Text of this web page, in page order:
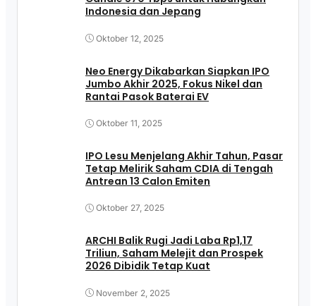
Indonesia dan Jepang
Oktober 12, 2025
Neo Energy Dikabarkan Siapkan IPO
Jumbo Akhir 2025, Fokus Nikel dan
Rantai Pasok Baterai EV
Oktober 11, 2025
IPO Lesu Menjelang Akhir Tahun, Pasar
Tetap Melirik Saham CDIA di Tengah
Antrean 13 Calon Emiten
Oktober 27, 2025
ARCHI Balik Rugi Jadi Laba Rp1,17
Triliun, Saham Melejit dan Prospek
2026 Dibidik Tetap Kuat
November 2, 2025